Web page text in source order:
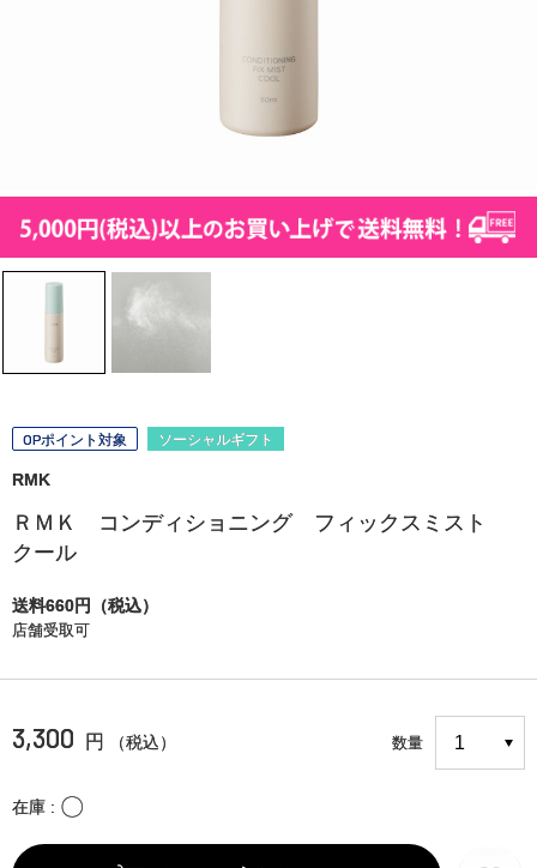
OPポイント対象 ソーシャルギフト
RMK
ＲＭＫ コンディショニング フィックスミスト
クール
送料660円（税込）
店舗受取可
3,300 円 （税込） 数量
在庫 〇